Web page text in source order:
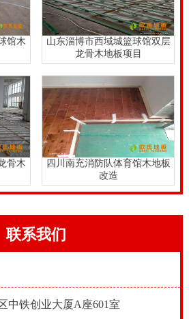
馆木
山东淄博市西域城篮球馆双层
龙骨木地板项目
骨木
四川南充消防队体育馆木地板
改造
联系我们
中铁创业大厦A座601室